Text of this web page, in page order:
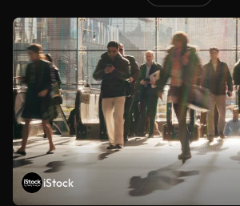
iStock